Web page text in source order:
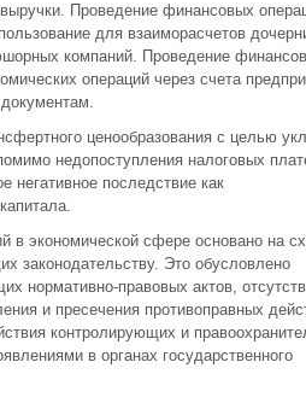
Проведение финансовых
для взаиморасчетов
компаний. Проведение
операций через счета
ценообразования с целью
недопоступления налоговых
негативное последствие как
в экономической сфере основано на
законодательству. Это обусловлено
нормативно-правовых актов,
и пресечения противоправных
контролирующих и
в органах государственного